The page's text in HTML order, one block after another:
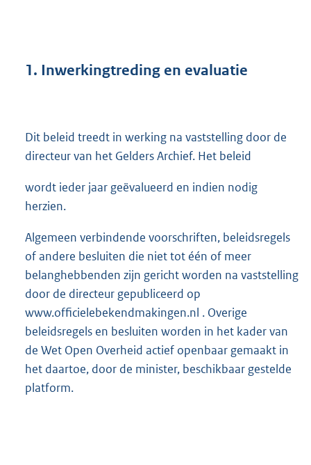
1. Inwerkingtreding en evaluatie
Dit beleid treedt in werking na vaststelling door de
directeur van het Gelders Archief. Het beleid
wordt ieder jaar geëvalueerd en indien nodig
herzien.
Algemeen verbindende voorschriften, beleidsregels
of andere besluiten die niet tot één of meer
belanghebbenden zijn gericht worden na vaststelling
door de directeur gepubliceerd op
www.officielebekendmakingen.nl . Overige
beleidsregels en besluiten worden in het kader van
de Wet Open Overheid actief openbaar gemaakt in
het daartoe, door de minister, beschikbaar gestelde
platform.